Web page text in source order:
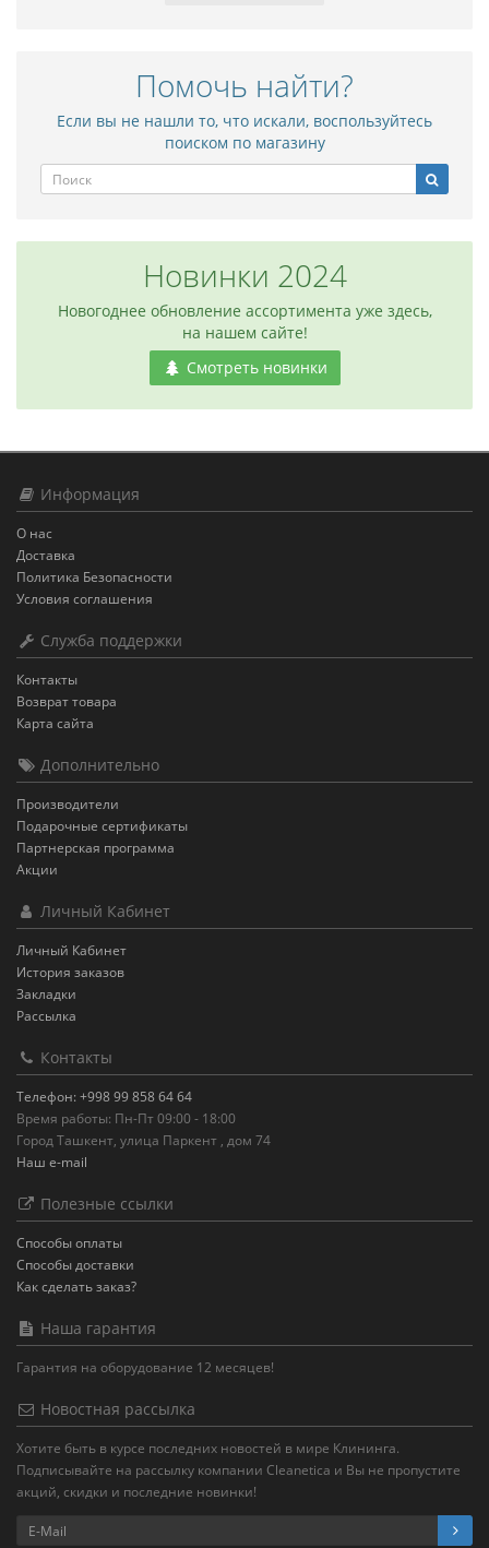
Помочь найти?
Если вы не нашли то, что искали, воспользуйтесь
поиском по магазину
Новинки 2024
Новогоднее обновление ассортимента уже здесь,
на нашем сайте!
Смотреть новинки
Информация
О нас
Доставка
Политика Безопасности
Условия соглашения
Служба поддержки
Контакты
Возврат товара
Карта сайта
Дополнительно
Производители
Подарочные сертификаты
Партнерская программа
Акции
Личный Кабинет
Личный Кабинет
История заказов
Закладки
Рассылка
Контакты
Телефон: +998 99 858 64 64
Время работы: Пн-Пт 09:00 - 18:00
Город Ташкент, улица Паркент , дом 74
Наш e-mail
Полезные ссылки
Способы оплаты
Способы доставки
Как сделать заказ?
Наша гарантия
Гарантия на оборудование 12 месяцев!
Новостная рассылка
Хотите быть в курсе последних новостей в мире Клининга.
Подписывайте на рассылку компании Cleanetica и Вы не пропустите
акций, скидки и последние новинки!